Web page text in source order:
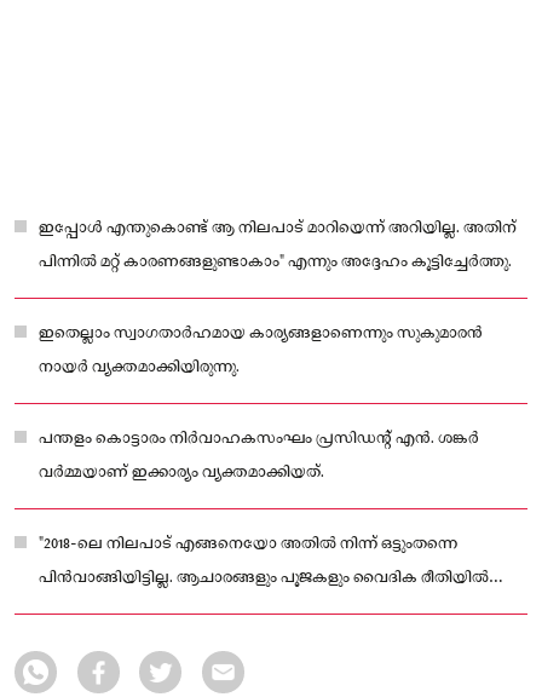
ഇപ്പോൾ എന്തുകൊണ്ട് ആ നിലപാട് മാറിയെന്ന് അറിയില്ല. അതിന്
പിന്നിൽ മറ്റ് കാരണങ്ങളുണ്ടാകാം" എന്നും അദ്ദേഹം കൂട്ടിച്ചേർത്തു.
ഇതെല്ലാം സ്വാഗതാർഹമായ കാര്യങ്ങളാണെന്നും സുകുമാരൻ
നായർ വ്യക്തമാക്കിയിരുന്നു.
പന്തളം കൊട്ടാരം നിർവാഹകസംഘം പ്രസിഡന്റ് എൻ. ശങ്കർ
വർമ്മയാണ് ഇക്കാര്യം വ്യക്തമാക്കിയത്.
"2018-ലെ നിലപാട് എങ്ങനെയോ അതിൽ നിന്ന് ഒട്ടുംതന്നെ
പിൻവാങ്ങിയിട്ടില്ല. ആചാരങ്ങളും പൂജകളും വൈദിക രീതിയിൽ
തന്നെ നിലനിൽക്കണം